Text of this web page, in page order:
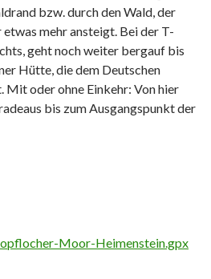
bzw. durch den Wald, der
mehr ansteigt. Bei der T-
geht noch weiter bergauf bis
Hütte, die dem Deutschen
Mit oder ohne Einkehr: Von hier
bis zum Ausgangspunkt der
Moor-Heimenstein.gpx